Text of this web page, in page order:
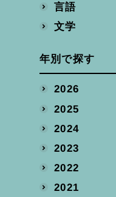
言語
文学
年別で探す
2026
2025
2024
2023
2022
2021